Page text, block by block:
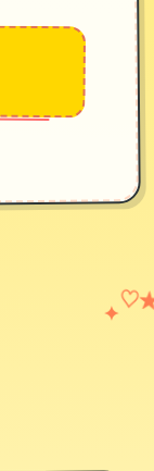
✦ ♡